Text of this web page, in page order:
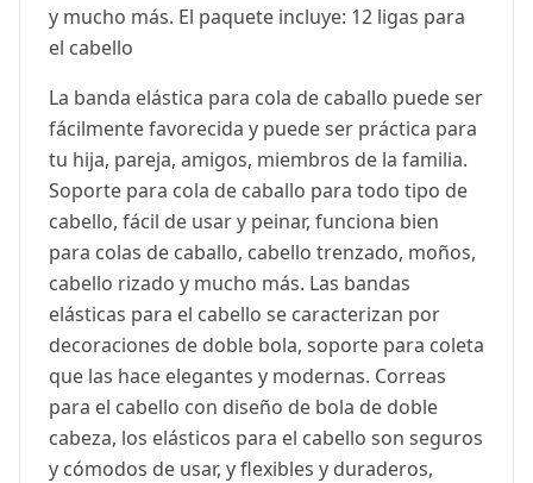
y mucho más. El paquete incluye: 12 ligas para
el cabello
La banda elástica para cola de caballo puede ser
fácilmente favorecida y puede ser práctica para
tu hija, pareja, amigos, miembros de la familia.
Soporte para cola de caballo para todo tipo de
cabello, fácil de usar y peinar, funciona bien
para colas de caballo, cabello trenzado, moños,
cabello rizado y mucho más. Las bandas
elásticas para el cabello se caracterizan por
decoraciones de doble bola, soporte para coleta
que las hace elegantes y modernas. Correas
para el cabello con diseño de bola de doble
cabeza, los elásticos para el cabello son seguros
y cómodos de usar, y flexibles y duraderos,